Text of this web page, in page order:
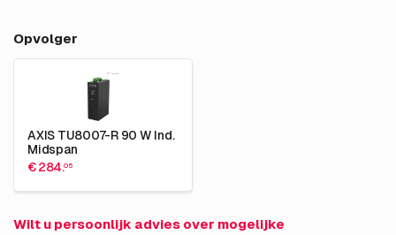
Opvolger
AXIS TU8007-R 90 W Ind.
Midspan
€ 284.05
Wilt u persoonlijk advies over mogelijke